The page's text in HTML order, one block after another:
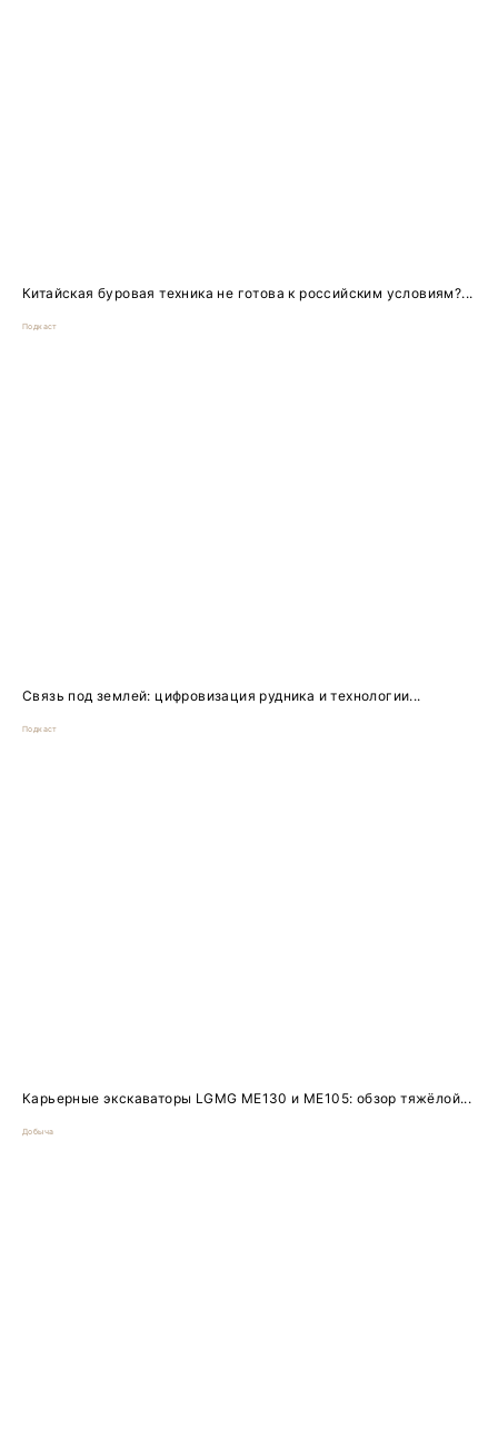
Китайская буровая техника не готова к российским условиям?...
Подкаст
Связь под землей: цифровизация рудника и технологии...
Подкаст
Карьерные экскаваторы LGMG ME130 и ME105: обзор тяжёлой...
Добыча